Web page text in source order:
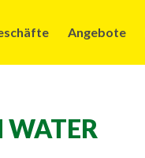
Angebote
WATER